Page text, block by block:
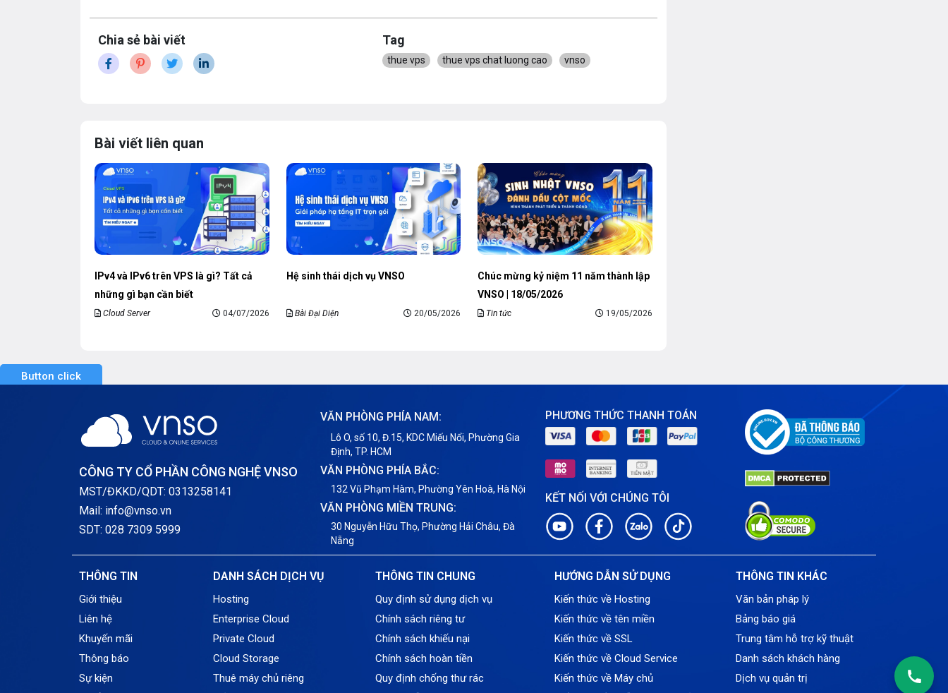
Chia sẻ bài viết Tag
thue vps thue vps chat luong cao vnso
Bài viết liên quan
IPv4 và IPv6 trên VPS là gì? Tất cả
những gì bạn cần biết
Cloud Server 04/07/2026
Hệ sinh thái dịch vụ VNSO
Bài Đại Diện 20/05/2026
Chúc mừng kỷ niệm 11 năm thành lập
VNSO | 18/05/2026
Tin tức 19/05/2026
Button click
CÔNG TY CỔ PHẦN CÔNG NGHỆ VNSO
MST/ĐKKD/QDT: 0313258141
Mail: info@vnso.vn
SDT: 028 7309 5999
VĂN PHÒNG PHÍA NAM:
Lô O, số 10, Đ.15, KDC Miếu Nổi, Phường Gia
Định, TP. HCM
VĂN PHÒNG PHÍA BẮC:
132 Vũ Phạm Hàm, Phường Yên Hoà, Hà Nội
VĂN PHÒNG MIỀN TRUNG:
30 Nguyễn Hữu Thọ, Phường Hải Châu, Đà
Nẵng
PHƯƠNG THỨC THANH TOÁN
KẾT NỐI VỚI CHÚNG TÔI
THÔNG TIN
Giới thiệu
Liên hệ
Khuyến mãi
Thông báo
Sự kiện
DANH SÁCH DỊCH VỤ
Hosting
Enterprise Cloud
Private Cloud
Cloud Storage
Thuê máy chủ riêng
THÔNG TIN CHUNG
Quy định sử dụng dịch vụ
Chính sách riêng tư
Chính sách khiếu nại
Chính sách hoàn tiền
Quy định chống thư rác
HƯỚNG DẪN SỬ DỤNG
Kiến thức về Hosting
Kiến thức về tên miền
Kiến thức về SSL
Kiến thức về Cloud Service
Kiến thức về Máy chủ
THÔNG TIN KHÁC
Văn bản pháp lý
Bảng báo giá
Trung tâm hỗ trợ kỹ thuật
Danh sách khách hàng
Dịch vụ quản trị